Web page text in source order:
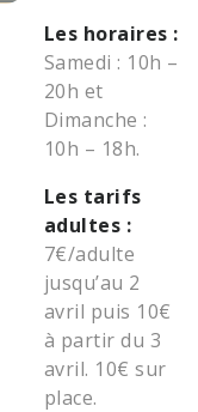
Les horaires :
Samedi : 10h –
20h et
Dimanche :
10h – 18h.
Les tarifs
adultes :
7€/adulte
jusqu’au 2
avril puis 10€
à partir du 3
avril. 10€ sur
place.